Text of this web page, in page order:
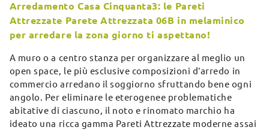
Arredamento Casa Cinquanta3: le Pareti
Attrezzate Parete Attrezzata 06B in melaminico
per arredare la zona giorno ti aspettano!
A muro o a centro stanza per organizzare al meglio un
open space, le più esclusive composizioni d’arredo in
commercio arredano il soggiorno sfruttando bene ogni
angolo. Per eliminare le eterogenee problematiche
abitative di ciascuno, il noto e rinomato marchio ha
ideato una ricca gamma Pareti Attrezzate moderne assai